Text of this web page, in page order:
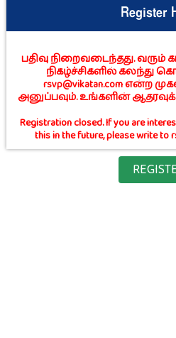
Register
பதிவு நிறைவடைந்தது.
நிகழ்ச்சிகளில் கலந்து
rsvp@vikatan.com என்ற
அனுப்பவும். உங்களின்
Registration closed. If you are
this in the future, please write to